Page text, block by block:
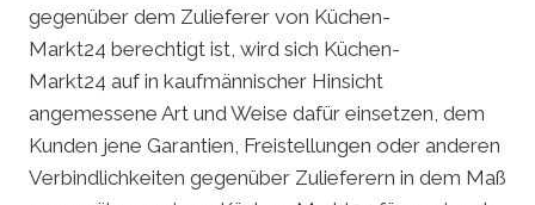
gegenüber dem Zulieferer von Küchen-
Markt24 berechtigt ist, wird sich Küchen-
Markt24 auf in kaufmännischer Hinsicht
angemessene Art und Weise dafür einsetzen, dem
Kunden jene Garantien, Freistellungen oder anderen
Verbindlichkeiten gegenüber Zulieferern in dem Maß